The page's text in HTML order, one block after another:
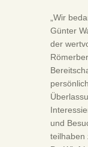
„Wir
Günter
der
und
teilhaben